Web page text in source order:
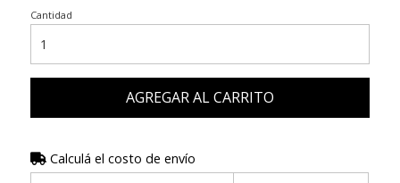
Cantidad
AGREGAR AL CARRITO
Calculá el costo de envío